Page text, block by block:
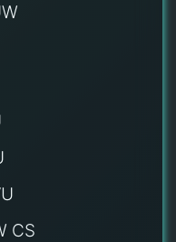
CS